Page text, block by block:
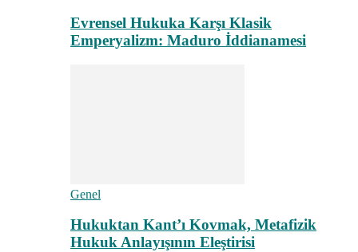
Evrensel Hukuka Karşı Klasik
Emperyalizm: Maduro İddianamesi
Genel
Hukuktan Kant’ı Kovmak, Metafizik
Hukuk Anlayışının Eleştirisi